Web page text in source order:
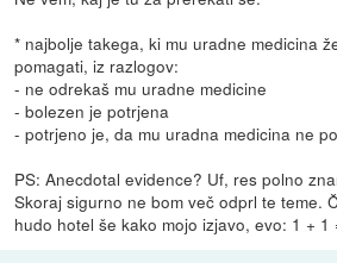
* najbolje takega, ki mu uradne medicina
pomagati, iz razlogov:
- ne odrekaš mu uradne medicine
- bolezen je potrjena
- potrjeno je, da mu uradna medicina ne
PS: Anecdotal evidence? Uf, res polno
Skoraj sigurno ne bom več odprl te teme.
hudo hotel še kako mojo izjavo, evo: 1 + 1